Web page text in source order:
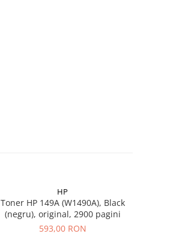
HP
Toner HP 149A (W1490A), Black
(negru), original, 2900 pagini
593,00 RON